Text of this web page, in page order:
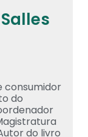
consumidor
do
do livro